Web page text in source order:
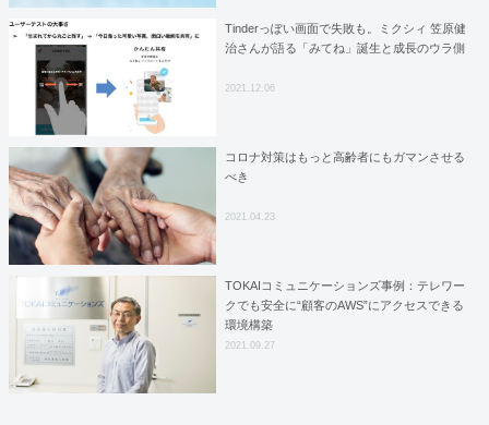
Tinderっぽい画面で失敗も。ミクシィ 笠原健
治さんが語る「みてね」誕生と成長のウラ側
2021.12.06
コロナ対策はもっと高齢者にもガマンさせる
べき
2021.04.23
TOKAIコミュニケーションズ事例：テレワー
クでも安全に“顧客のAWS”にアクセスできる
環境構築
2021.09.27